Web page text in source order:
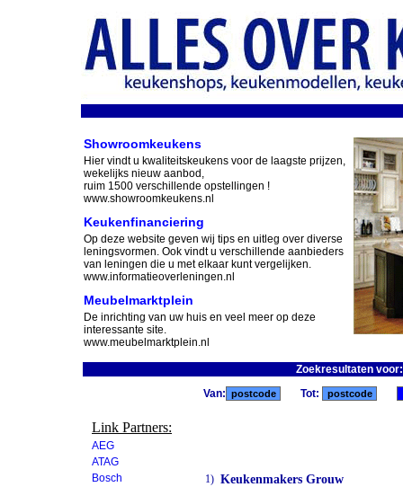
Showroomkeukens
Hier vindt u kwaliteitskeukens voor de laagste prijzen,
wekelijks nieuw aanbod,
ruim 1500 verschillende opstellingen !
www.showroomkeukens.nl
Keukenfinanciering
Op deze website geven wij tips en uitleg over diverse
leningsvormen. Ook vindt u verschillende aanbieders
van leningen die u met elkaar kunt vergelijken.
www.informatieoverleningen.nl
Meubelmarktplein
De inrichting van uw huis en veel meer op deze
interessante site.
www.meubelmarktplein.nl
Zoekresultaten
Link Partners:
AEG
ATAG
Bosch
Van: Tot:
1) Keukenmakers Grouw